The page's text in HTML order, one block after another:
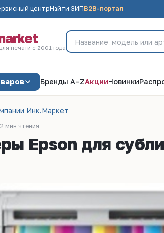
центрНайти ЗИПB2B-портал
печати с 2001 года
Бренды A–ZАкцииНовинки
Инк.Маркет
мин чтения
Epson для